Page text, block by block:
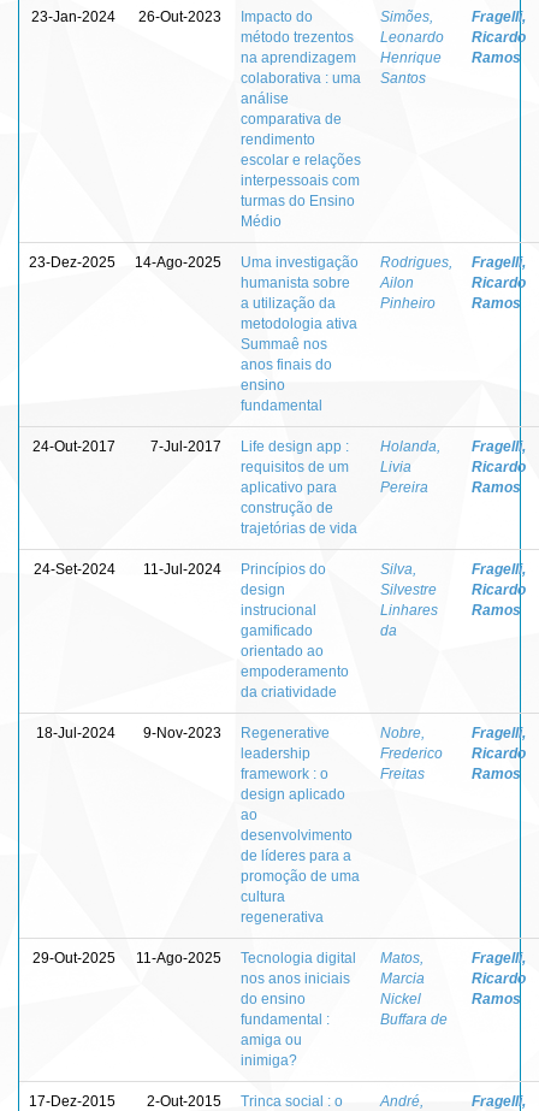
23-Jan-2024 26-Out-2023
Impacto do
método trezentos
na aprendizagem
colaborativa : uma
análise
comparativa de
rendimento
escolar e relações
interpessoais com
turmas do Ensino
Médio
Simões,
Leonardo
Henrique
Santos
Fragelli,
Ricardo
Ramos
23-Dez-2025 14-Ago-2025
Uma investigação
humanista sobre
a utilização da
metodologia ativa
Summaê nos
anos finais do
ensino
fundamental
Rodrigues,
Ailon
Pinheiro
Fragelli,
Ricardo
Ramos
24-Out-2017 7-Jul-2017
Life design app :
requisitos de um
aplicativo para
construção de
trajetórias de vida
Holanda,
Livia
Pereira
Fragelli,
Ricardo
Ramos
24-Set-2024 11-Jul-2024
Princípios do
design
instrucional
gamificado
orientado ao
empoderamento
da criatividade
Silva,
Silvestre
Linhares
da
Fragelli,
Ricardo
Ramos
18-Jul-2024 9-Nov-2023
Regenerative
leadership
framework : o
design aplicado
ao
desenvolvimento
de líderes para a
promoção de uma
cultura
regenerativa
Nobre,
Frederico
Freitas
Fragelli,
Ricardo
Ramos
29-Out-2025 11-Ago-2025
Tecnologia digital
nos anos iniciais
do ensino
fundamental :
amiga ou
inimiga?
Matos,
Marcia
Nickel
Buffara de
Fragelli,
Ricardo
Ramos
17-Dez-2015 2-Out-2015
Trinca social : o
André,
Fragelli,